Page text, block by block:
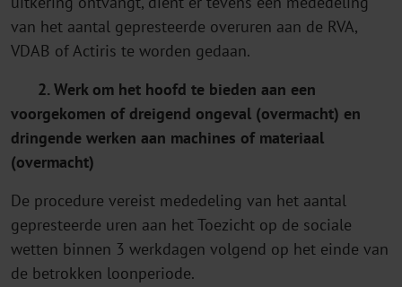
van het aantal gepresteerde overuren aan de RVA,
VDAB of Actiris te worden gedaan.
2. Werk om het hoofd te bieden aan een
voorgekomen of dreigend ongeval (overmacht) en
dringende werken aan machines of materiaal
(overmacht)
De procedure vereist mededeling van het aantal
gepresteerde uren aan het Toezicht op de sociale
wetten binnen 3 werkdagen volgend op het einde van
de betrokken loonperiode.